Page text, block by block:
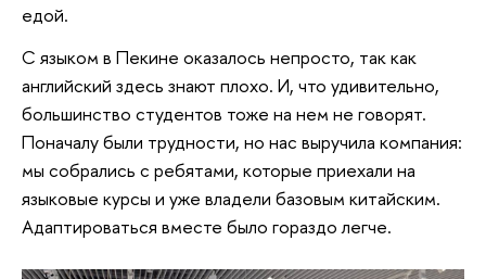
едой.
С языком в Пекине оказалось непросто, так как
английский здесь знают плохо. И, что удивительно,
большинство студентов тоже на нем не говорят.
Поначалу были трудности, но нас выручила компания:
мы собрались с ребятами, которые приехали на
языковые курсы и уже владели базовым китайским.
Адаптироваться вместе было гораздо легче.